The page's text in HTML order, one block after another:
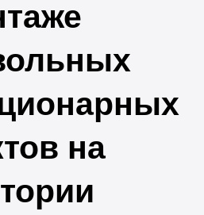
на